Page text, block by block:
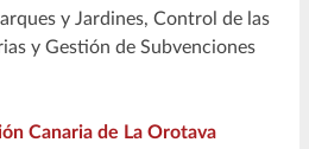
y Jardines, Control de las
y Gestión de Subvenciones
Canaria de La Orotava